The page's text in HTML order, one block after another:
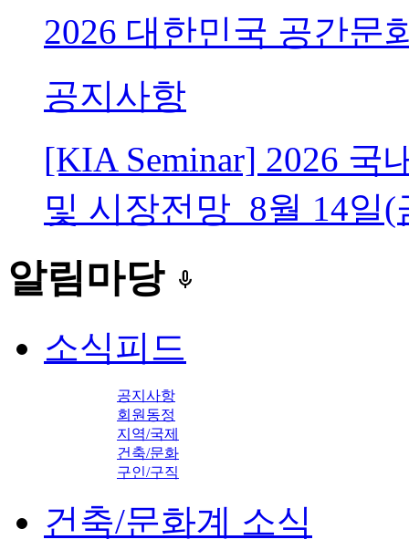
2026 대한민국 공간문
공지사항
[KIA Seminar] 2026 국
및 시장전망_8월 14일(
알림마당 keyboard_voice
소식피드
공지사항
회원동정
지역/국제
건축/문화
구인/구직
건축/문화계 소식